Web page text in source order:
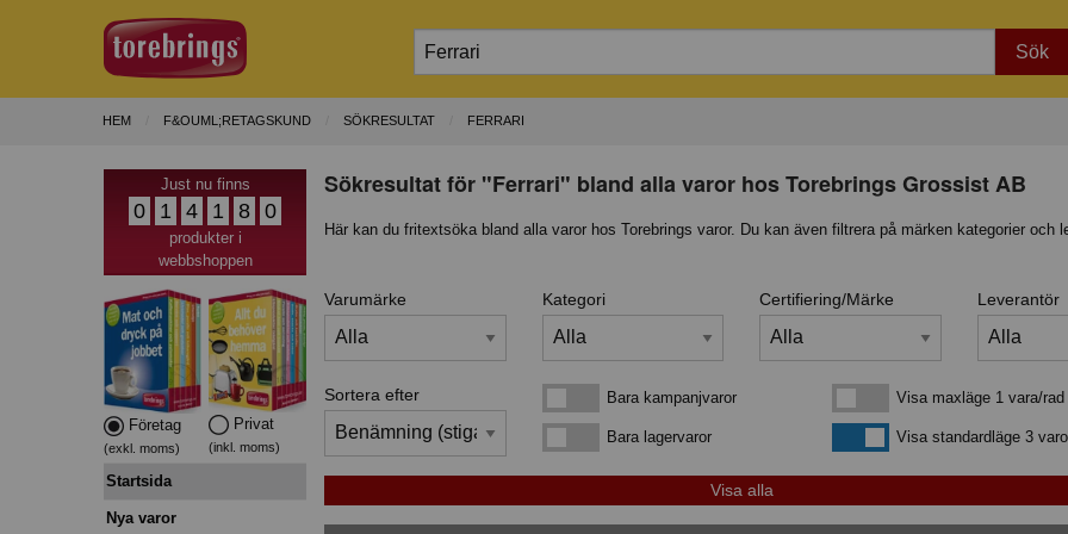
Sök
HEM F&OUML;RETAGSKUND SÖKRESULTAT FERRARI
Just nu finns
0 1 4 1 8 0
produkter i
webbshoppen
Företag
(exkl. moms)
Privat
(inkl. moms)
Startsida
Nya varor
Sökresultat för "Ferrari" bland alla varor hos Torebrings Grossist AB
Här kan du fritextsöka bland alla varor hos Torebrings varor. Du kan även filtrera på märken kategorier och
Varumärke Kategori Certifiering/Märke Leverantör
Sortera efter Bara kampanjvarorBara kampanjvaror
Bara lagervarorBara lagervaror
Visa maxläge 1 vara/rad
Visa maxläge 1 vara/rad
Visa standardlägeVisa standardläge 3